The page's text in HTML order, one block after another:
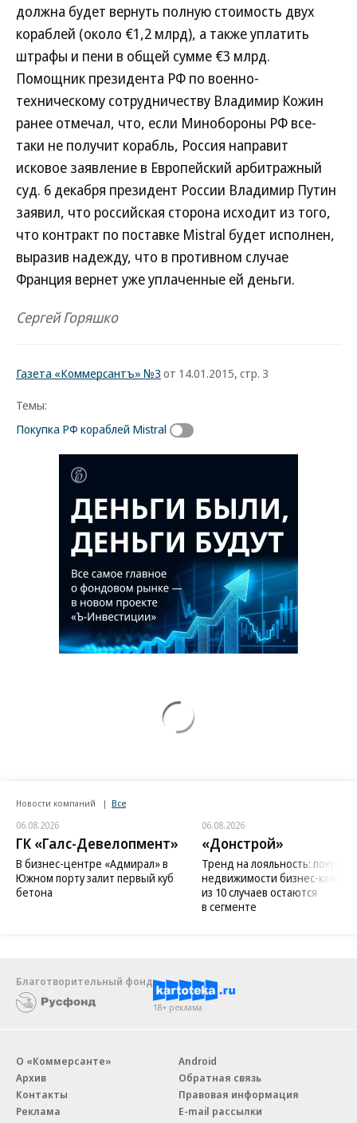
должна будет вернуть полную стоимость двух
кораблей (около €1,2 млрд), а также уплатить
штрафы и пени в общей сумме €3 млрд.
Помощник президента РФ по военно-
техническому сотрудничеству Владимир Кожин
ранее отмечал, что, если Минобороны РФ все-
таки не получит корабль, Россия направит
исковое заявление в Европейский арбитражный
суд. 6 декабря президент России Владимир Путин
заявил, что российская сторона исходит из того,
что контракт по поставке Mistral будет исполнен,
выразив надежду, что в противном случае
Франция вернет уже уплаченные ей деньги.
Сергей Горяшко
Газета «Коммерсантъ» №3 от 14.01.2015, стр. 3
Темы:
Покупка РФ кораблей Mistral
Новости компаний Все
06.08.2026
ГК «Галс-Девелопмент»
В бизнес-центре «Адмирал» в
Южном порту залит первый куб
бетона
06.08.2026
«Донстрой»
Тренд на лояльность:
недвижимости бизнес-класса
из 10 случаев остаются
в сегменте
Благотворительный фонд
18+ реклама
О «Коммерсанте»
Архив
Контакты
Реклама
Android
Обратная связь
Правовая информация
E-mail рассылки